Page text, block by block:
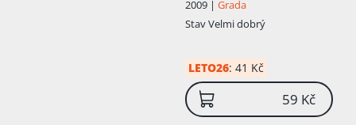
2009 | Grada
StavVelmi dobrý
LETO26: 41 Kč
59 Kč